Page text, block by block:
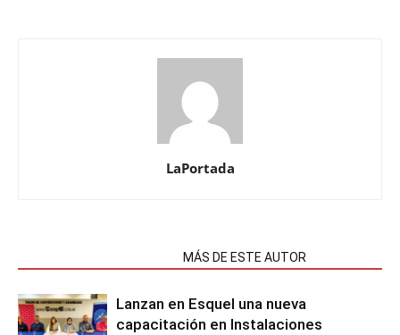
LaPortada
MÁS DE ESTE AUTOR
Lanzan en Esquel una nueva
capacitación en Instalaciones